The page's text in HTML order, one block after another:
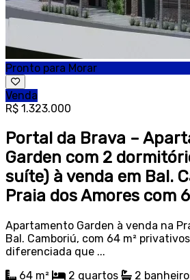
Pronto para Morar
Venda
R$ 1.323.000
Portal da Brava –
Garden com 2
suíte) à venda em Bal.
Praia dos Amores com
Apartamento Garden à venda na
Bal. Camboriú, com 64 m²
diferenciada que ...
64 m²
2 quartos 2